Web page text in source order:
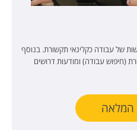
של עבודה כקלינאי תקשורת. בנוסף
(חיפוש עבודה) ומודעות דרושים
המלאה